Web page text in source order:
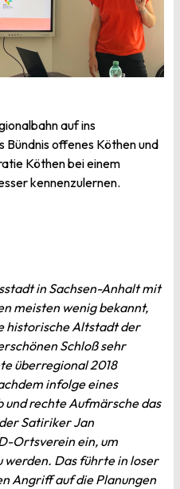
auf ins
Bündnis offenes Köthen und
Köthen bei einem
kennenzulernen.
in Sachsen-Anhalt mit
meisten wenig bekannt,
historische Altstadt der
Schloß sehr
überregional 2018
infolge eines
rechte Aufmärsche das
Satiriker Jan
Ortsverein ein, um
Das führte in loser
Angriff auf die Planungen